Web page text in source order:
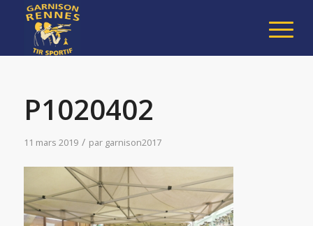
P1020402
11 mars 2019 / par garnison2017